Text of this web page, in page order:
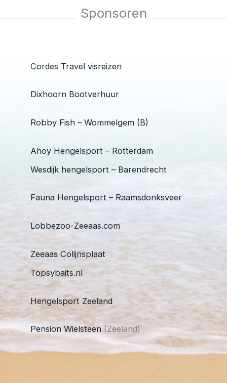
Sponsoren
Cordes Travel visreizen
Dixhoorn Bootverhuur
Robby Fish – Wommelgem (B)
Ahoy Hengelsport – Rotterdam
Wesdijk hengelsport – Barendrecht
Fauna Hengelsport – Raamsdonksveer
Lobbezoo-Zeeaas.com
Zeeaas Colijnsplaat
Topsybaits.nl
Hengelsport Zeeland
Pension Wielsteen (Zeeland)